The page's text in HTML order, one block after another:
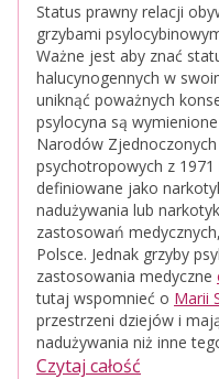
Status prawny relacji
grzybami
Ważne jest aby znać
halucynogennych w
uniknąć poważnych
psylocyna są
Narodów
psychotropowych z
definiowane jako
nadużywania lub
zastosowań
Polsce. Jednak grzyby
zastosowania medyczne
tutaj wspomnieć o Marii
przestrzeni dziejów i
nadużywania niż inne
Czytaj całość